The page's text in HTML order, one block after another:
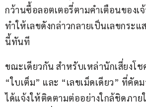
กว้านซื้อลอตเตอรี่ตามคำเตือนของเ
ทำให้เลขดังกล่าวกลายเป็นเลขกระแ
นี้ทันที
ขณะเดียวกัน สำหรับเหล่านักเสี่ยงโ
“ใบเต็ม” และ “เลขเม็ดเดียว” ที่คัด
ได้แจ้งให้ติดตามต่ออย่างใกล้ชิดภา